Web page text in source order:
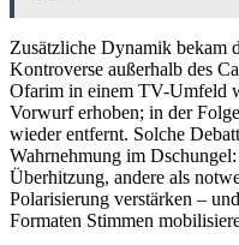
Zusätzliche Dynamik bekam
Kontroverse außerhalb des
Ofarim in einem TV-Umfeld
Vorwurf erhoben; in der
wieder entfernt. Solche
Wahrnehmung im
Überhitzung, andere als
Polarisierung verstärken –
Formaten Stimmen